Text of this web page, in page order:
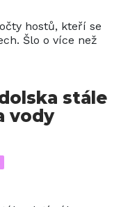
hostů, kteří se
Šlo o více než
stále
vody